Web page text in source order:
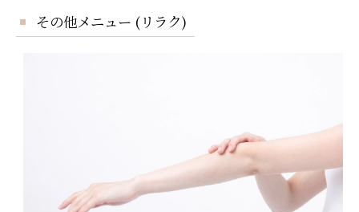
その他メニュー (リラク)